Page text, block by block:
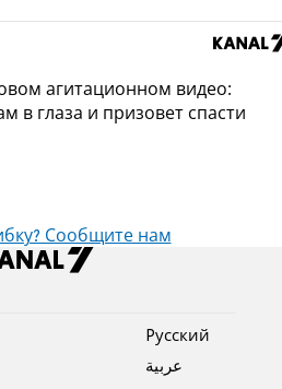
агитационном видео:
в глаза и призовет спасти
Сообщите нам
Pусский
عربية